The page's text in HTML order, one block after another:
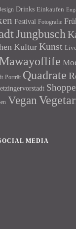
Drinks Einkaufen
Festival Fotografie
Jungbusch
Kultur Kunst
Mawayoflife
Porträt Quadrate
Vegan
MEDIA